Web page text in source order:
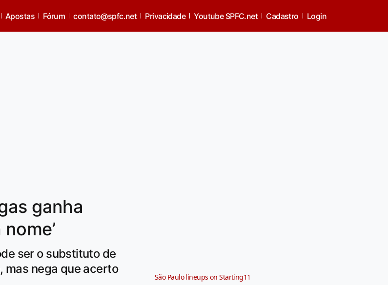
Apostas Fórum contato@spfc.net Privacidade Youtube SPFC.net Cadastro Login
ganha
ser o substituto de
mas nega que acerto
São Paulo lineups on Starting11